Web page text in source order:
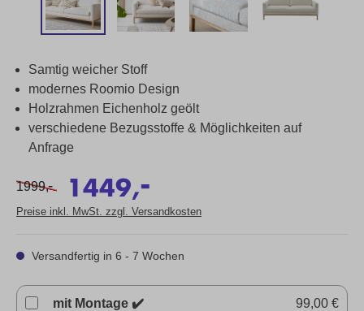
Samtig weicher Stoff
modernes Roomio Design
Holzrahmen Eichenholz geölt
verschiedene Bezugsstoffe & Möglichkeiten auf
Anfrage
1999,- 1449,
-
Preise inkl. MwSt. zzgl. Versandkosten
Versandfertig in 6 - 7 Wochen
mit Montage ✔️ 99,00 €